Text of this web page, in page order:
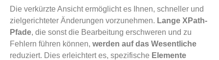
Die verkürzte Ansicht ermöglicht es Ihnen, schneller und
zielgerichteter Änderungen vorzunehmen. Lange XPath-
Pfade, die sonst die Bearbeitung erschweren und zu
Fehlern führen können, werden auf das Wesentliche
reduziert. Dies erleichtert es, spezifische Elemente